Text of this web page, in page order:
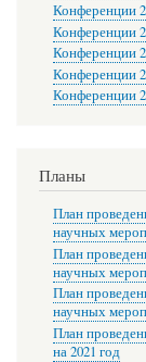
Конференции
Конференции
Конференции
Конференции
Конференции
Планы
План
научных
План
научных
План
научных
План
на 2021 год